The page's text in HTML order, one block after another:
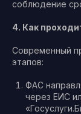
соблюдение
4. Как
Современный
этапов:
ФАС
через ЕИС